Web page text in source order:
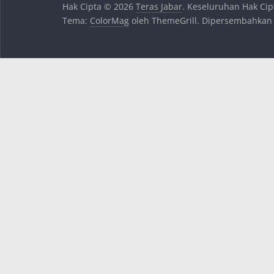
Hak Cipta © 2026 Teras Jabar. Keseluruhan Hak
Tema: ColorMag oleh ThemeGrill. Dipersembahkan